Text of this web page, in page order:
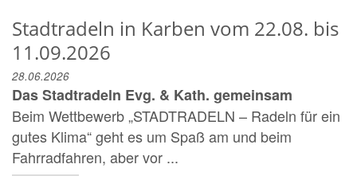
Stadtradeln in Karben vom 22.08. bis
11.09.2026
28.06.2026
Das Stadtradeln Evg. & Kath. gemeinsam
Beim Wettbewerb „STADTRADELN – Radeln für ein
gutes Klima“ geht es um Spaß am und beim
Fahrradfahren, aber vor ...